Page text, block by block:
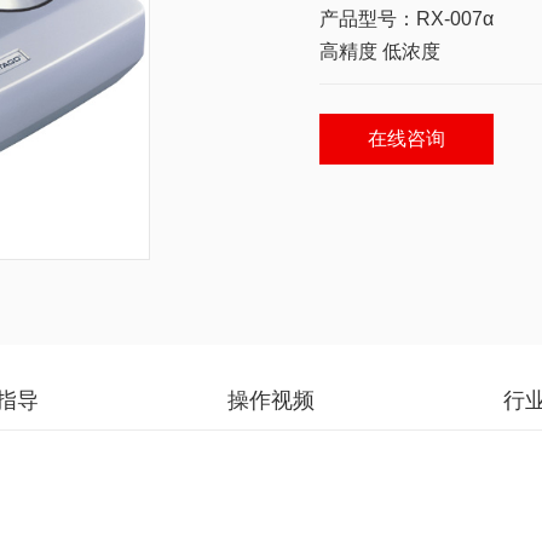
产品型号：RX-007α
高精度 低浓度
在线咨询
导 操作视频 行